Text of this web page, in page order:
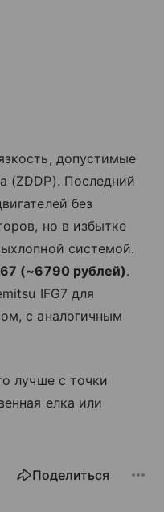
допустимые
(ZDDP). Последний
без
но в избытке
системой.
(~6790 рублей).
IFG7 для
с аналогичным
лучше с точки
елка или
Поделиться